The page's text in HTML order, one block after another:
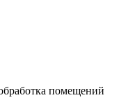
помещений